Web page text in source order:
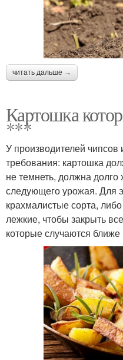
читать дальше →
Картошка
***
У производителей
требования: картошка
не темнеть, должна долго
следующего урожая. Для
крахмалистые сорта,
лежкие, чтобы закрыть
которые случаются ближе